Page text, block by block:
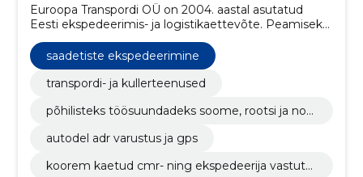
Euroopa Transpordi OÜ on 2004. aastal asutatud
Eesti ekspedeerimis- ja logistikaettevõte. Peamiseks
tegevusalaks on rahvusvaheliste kaubavedude
korraldamine.
saadetiste ekspedeerimine
transpordi- ja kullerteenused
põhilisteks töösuundadeks soome, rootsi ja norr
autodel adr varustus ja gps
koorem kaetud cmr- ning ekspedeerija vastutu